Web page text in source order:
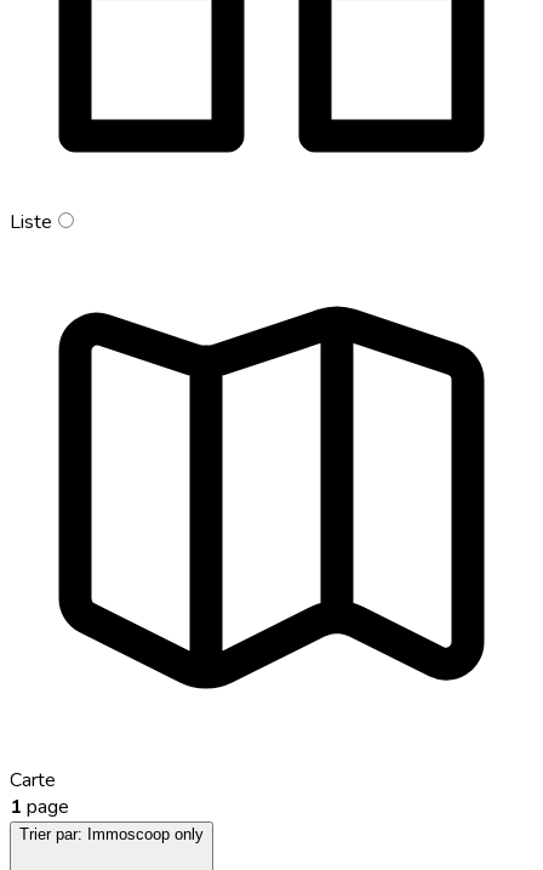
Liste
Carte
1 page
Trier par: Immoscoop only